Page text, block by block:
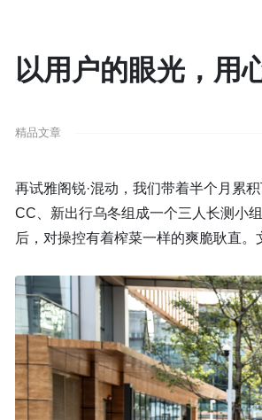
以用户的眼光，用
精品文章
再试雅阁锐·混动，我们带着半个月累
CC、新出行乌冬组成一个三人长测小
后，对操控有着榨菜一样的爽脆耿直。